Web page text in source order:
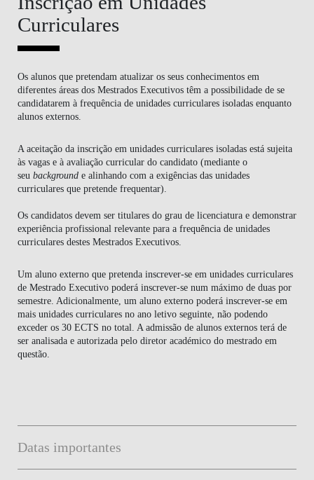
Curriculares
Os alunos que pretendam atualizar os seus conhecimentos em
diferentes áreas dos Mestrados Executivos têm a possibilidade de se
candidatarem à frequência de unidades curriculares isoladas enquanto
alunos externos.
A aceitação da inscrição em unidades curriculares isoladas está sujeita
às vagas e à avaliação curricular do candidato (mediante o
seu backgrounde alinhando com a exigências das unidades
curriculares que pretende frequentar).
Os candidatos devem ser titulares do grau de licenciatura e demonstrar
experiência profissional relevante para a frequência de unidades
curriculares destes Mestrados Executivos.
Um aluno externo que pretenda inscrever-se em unidades curriculares
de Mestrado Executivo poderá inscrever-se num máximo de duaspor
semestre. Adicionalmente, um aluno externo poderá inscrever-se em
mais unidades curriculares no ano letivo seguinte, não podendo
exceder os 30 ECTS no total. A admissão de alunos externos terá de
ser analisada e autorizada pelo diretor académico do mestrado em
questão.
Datas importantes